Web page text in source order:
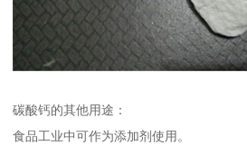
碳酸钙的其他用途：
食品工业中可作为添加剂使用。